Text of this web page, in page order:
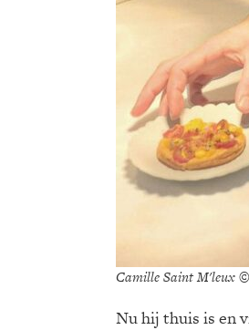
Camille Saint M'leux
Nu hij thuis is en